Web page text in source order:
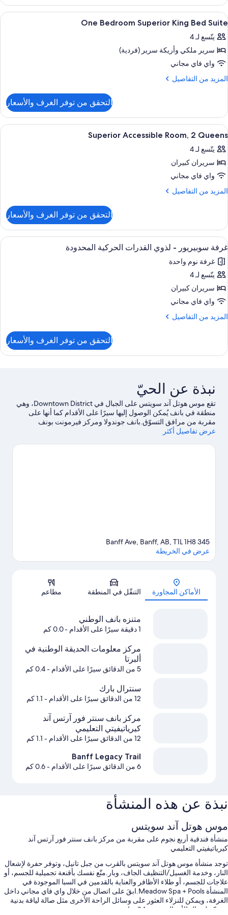
Superior
King
Bed
استعراض
جميع
صور
One
Bedroom
Superior
Suite
أغطية فراش متميزة وخزنة داخل الغرفة
7
One Bedroom Superior King Bed Suite
يتّسع لـ 4
سرير ملكي‫‬ وأريكة سرير (فردية)
واي فاي مجاني
المزيد من التفاصيل
المزيد
One
Bedroom
Superior
Bed
Suite
التحقق من توفر الغرف والأسعار
استعراض
جميع
صور
Superior
Accessible
Room,
أغطية فراش متميزة وخزنة داخل الغرفة
5
Superior Accessible Room, 2 Queens
يتّسع لـ 4
سريران كبيران
واي فاي مجاني
المزيد من التفاصيل
المزيد
Superior
Accessible
Room,
Queens
التحقق من توفر الغرف والأسعار
استعراض
جميع
صور
غرفة
سوبيريور
-
لذوي
القدرات
المحدودة
أغطية فراش متميزة وخزنة داخل الغرفة
5
غرفة سوبيريور - لذوي القدرات الحركية المحدودة
غرفة نوم واحدة
يتّسع لـ 4
سريران كبيران
واي فاي مجاني
المزيد من التفاصيل
المزيد
غرفة
القدرات
الحركية
المحدودة
التحقق من توفر الغرف والأسعار
نبذة عن الحيّ
تقع موس هوتل آند سويتس ‏على الجبال في Downtown District، وهي
منطقة في بانف يُمكن الوصول إليها سيرًا على الأقدام كما أنها على
مقربة من مرافق التسوّق.بانف جوندولا ومركز فيرمونت بونف
سبرينجز بولينج سنتر للبولينج من الأماكن التي ينبغي زيارتها إذا كنت تنوي
الساخنة لاستكشاف الأماكن الجميلة في المنطقة.هل تطلع إلى
عرض تفاصيل أكثر
الخريطة
345 Banff Ave, Banff, AB, T1L 1H8
عرض في الخريطة
الأماكن المجاورة التنقّل في المنطقة مطاعم
متنزه بانف الوطني
1 دقيقة سيرًا على الأقدام - 0.0 كم
مركز معلومات الحديقة الوطنية في
ألبرتا
5 من الدقائق سيرًا على الأقدام - 0.4 كم
سنترال بارك
12 من الدقائق سيرًا على الأقدام - 1.1 كم
مركز بانف سنتر فور آرتس آند
كيرياتيفيتي التعليمي
12 من الدقائق سيرًا على الأقدام - 1.1 كم
Banff Legacy Trail
6 من الدقائق سيرًا على الأقدام - 0.6 كم
نبذة عن هذه المنشأة
موس هوتل آند سويتس
منشأة فندقية أربع نجوم على مقربة من مركز بانف سنتر فور آرتس آند
كيرياتيفيتي التعليمي
توجد منشأة موس هوتل آند سويتس بالقرب من جبل تانيل، وتوفر حفرة لإشعال
النار، وخدمة الغسيل/التنظيف الجاف، وبار.متّع نفسك بأقنعة تجميلية للجسم، أو
علاجات للجسم، أو طلاء الأظافر والعناية بالقدمين في السبا الموجودة في
المنشأة Meadow Spa + Pools.ابقَ على اتصال من خلال واي فاي مجاني داخل
الغرفة، ويمكن للنزلاء العثور على وسائل الراحة الأخرى مثل صالة لياقة بدنية
ومركز لرجال الأعمال مفتوح 24 ساعة.